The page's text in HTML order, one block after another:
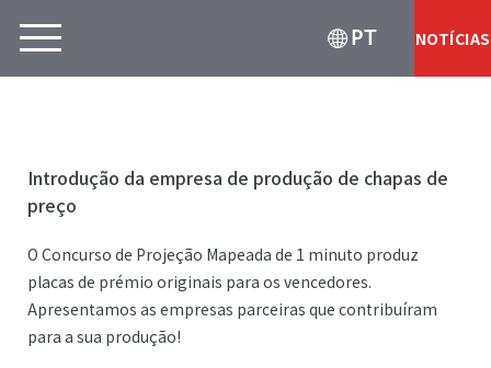
PT NOTÍCIAS
Introdução da empresa de produção de chapas de
preço
O Concurso de Projeção Mapeada de 1 minuto produz
placas de prémio originais para os vencedores.
Apresentamos as empresas parceiras que contribuíram
para a sua produção!